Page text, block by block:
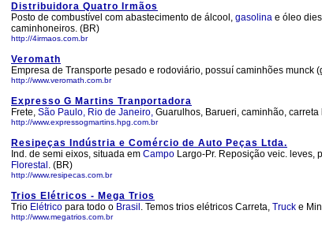
Distribuidora Quatro Irmãos
Posto de combustível com abastecimento de álcool, gasolina e óleo
caminhoneiros. (BR)
http://4irmaos.com.br
Veromath
Empresa de Transporte pesado e rodoviário, possuí caminhões
http://www.veromath.com.br
Expresso G Martins Tranportadora
Frete, São Paulo, Rio de Janeiro, Guarulhos, Barueri, caminhão,
http://www.expressogmartins.hpg.com.br
Resipeças Indústria e Comércio de Auto Peças Ltda.
Ind. de semi eixos, situada em Campo Largo-Pr. Reposição veic. leves,
Florestal . (BR)
http://www.resipecas.com.br
Trios Elétricos - Mega Trios
Trio Elétrico para todo o Brasil . Temos trios elétricos Carreta, Truck e
http://www.megatrios.com.br